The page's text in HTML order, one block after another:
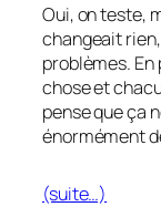
Oui, on teste,
changeait
problèmes. En
chose et
pense que ça
énormément
(suite…)